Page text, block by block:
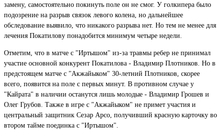
замену, самостоятельно покинуть поле он не смог. У голкипера было
подозрение на разрыв связок левого колена, но дальнейшее
обследование выявило, что никакого разрыва нет. Но тем не менее для
лечения Покатилову понадобится минимум четыре недели.
Отметим, что в матче с "Иртышом" из-за травмы ребер не принимал
участие основной конкурент Покатилова - Владимир Плотников. Но в
предстоящем матче с "Акжайыком" 30-летний Плотников, скорее
всего, появится на поле с первых минут. В противном случае у
"Кайрата" в наличии останутся лишь молодые - Владимир Грошев и
Олег Грубов. Также в игре с "Акжайыком" не примет участия и
центральный защитник Сезар Арсо, получивший красную карточку во
втором тайме поединка с "Иртышом".